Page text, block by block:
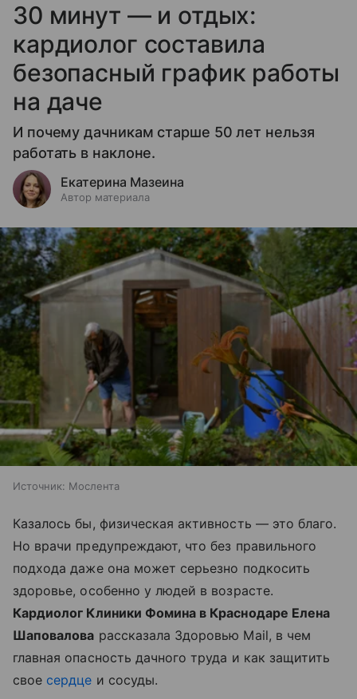
30 минут — и отдых:
кардиолог составила
безопасный график работы
на даче
И почему дачникам старше 50 лет нельзя
работать в наклоне.
Екатерина Мазеина
Автор материала
Источник: Мослента
Казалось бы, физическая активность — это благо.
Но врачи предупреждают, что без правильного
подхода даже она может серьезно подкосить
здоровье, особенно у людей в возрасте.
Кардиолог Клиники Фомина в Краснодаре Елена
Шаповалова рассказала Здоровью Mail, в чем
главная опасность дачного труда и как защитить
свое сердце и сосуды.